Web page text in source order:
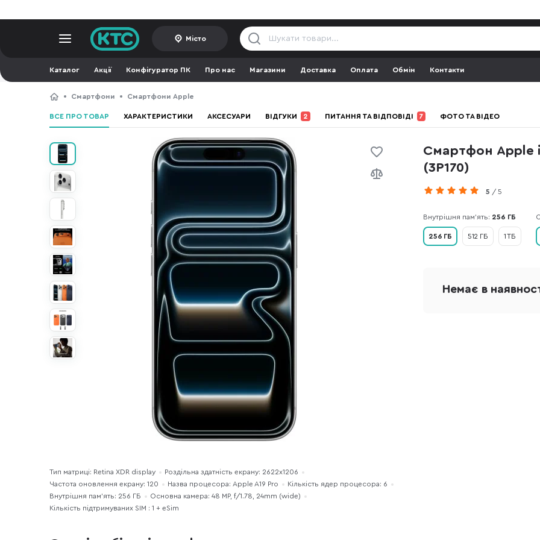
Місто
Каталог Акції Конфігуратор ПК Про нас Магазини Доставка Оплата Обмін Контакти
Смартфони Смартфони Apple
ВСЕ ПРО ТОВАР ХАРАКТЕРИСТИКИ АКСЕСУАРИ ВІДГУКИ 2 ПИТАННЯ ТА ВІДПОВІДІ 7 ФОТО ТА ВІДЕО
Смартфон Apple
(3P170)
5 / 5
Тип матриці: Retina XDR display
Роздільна здатність екрану: 2622x1206
Частота оновлення екрану: 120
Назва процесора: Apple A19 Pro
Кількість ядер процесора: 6
Внутрішня пам'ять: 256 ГБ
Основна камера: 48 MP, f/1.78, 24mm (wide)
Кількість підтримуваних SIM : 1 + eSim
Внутрішня пам'ять: 256 ГБ
256 ГБ 512 ГБ 1 ТБ
Немає в